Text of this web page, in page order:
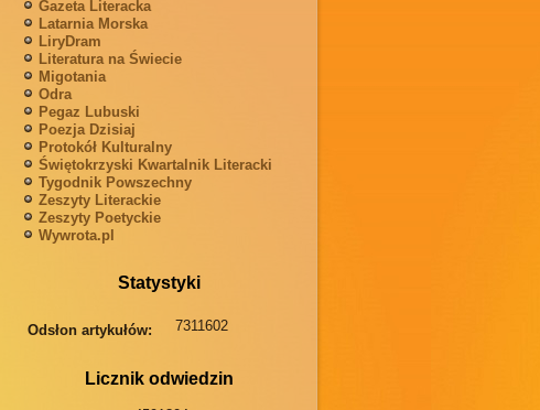
Gazeta Literacka
Latarnia Morska
LiryDram
Literatura na Świecie
Migotania
Odra
Pegaz Lubuski
Poezja Dzisiaj
Protokół Kulturalny
Świętokrzyski Kwartalnik Literacki
Tygodnik Powszechny
Zeszyty Literackie
Zeszyty Poetyckie
Wywrota.pl
Statystyki
Odsłon artykułów: 7311602
Licznik odwiedzin